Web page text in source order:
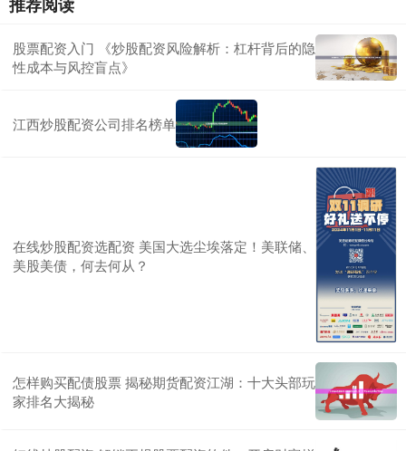
推荐阅读
股票配资入门 《炒股配资风险解析：杠杆背后的隐
性成本与风控盲点》
江西炒股配资公司排名榜单
在线炒股配资选配资 美国大选尘埃落定！美联储、
美股美债，何去何从？
怎样购买配债股票 揭秘期货配资江湖：十大头部玩
家排名大揭秘